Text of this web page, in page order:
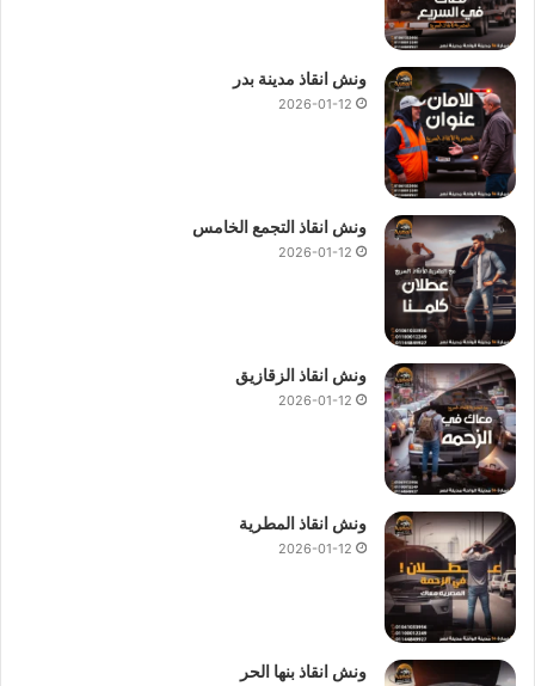
ونش انقاذ مدينة بدر
2026-01-12
ونش انقاذ التجمع الخامس
2026-01-12
ونش انقاذ الزقازيق
2026-01-12
ونش انقاذ المطرية
2026-01-12
ونش انقاذ بنها الحر